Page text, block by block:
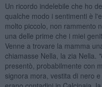
Un ricordo indelebile che ho
qualche modo i sentimenti è
molto piccolo, non rammento
una delle prime che i miei
Venne a trovare la mamma
chiamasse Nella, la zia Nella.
presentò, probabilmente con
signora mora, vestita di nero